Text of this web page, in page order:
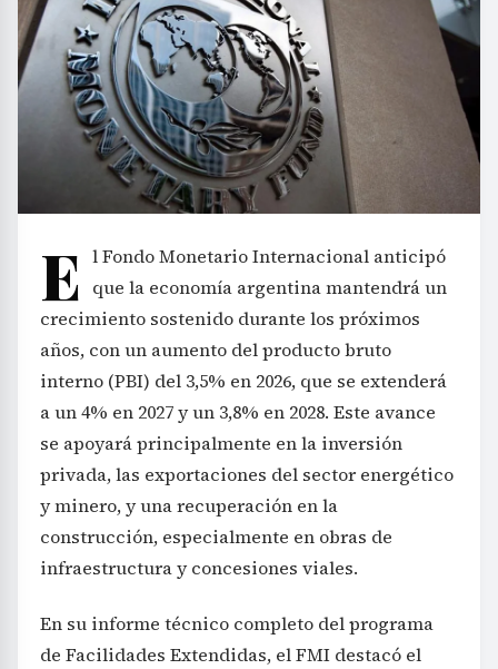
E l Fondo Monetario Internacional anticipó
que la economía argentina mantendrá un
crecimiento sostenido durante los próximos
años, con un aumento del producto bruto
interno (PBI) del 3,5% en 2026, que se extenderá
a un 4% en 2027 y un 3,8% en 2028. Este avance
se apoyará principalmente en la inversión
privada, las exportaciones del sector energético
y minero, y una recuperación en la
construcción, especialmente en obras de
infraestructura y concesiones viales.
En su informe técnico completo del programa
de Facilidades Extendidas, el FMI destacó el